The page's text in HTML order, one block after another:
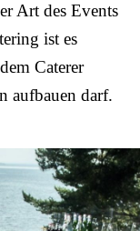
Art des Events
ist es
Caterer
aufbauen darf.